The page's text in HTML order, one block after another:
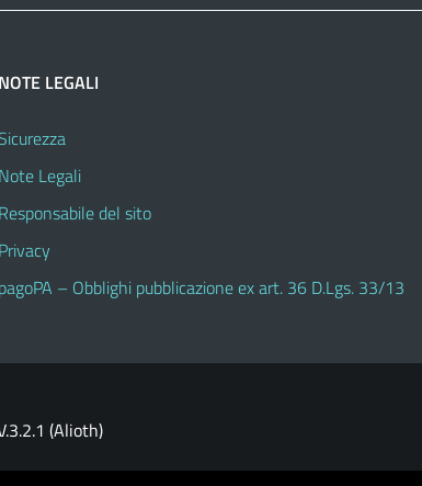
NOTE LEGALI
Note Legali
Responsabile del sito
Privacy
pagoPA – Obblighi pubblicazione ex art. 36 D.Lgs. 33/13
(Alioth)